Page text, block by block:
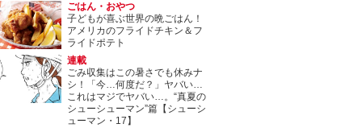
ごはん・おやつ
子どもが喜ぶ世界の晩ごはん！
アメリカのフライドチキン＆フ
ライドポテト
連載
ごみ収集はこの暑さでも休みナ
シ！「今…何度だ？」ヤバい…
これはマジでヤバい…。“真夏の
シューシューマン”篇【シューシ
ューマン・17】